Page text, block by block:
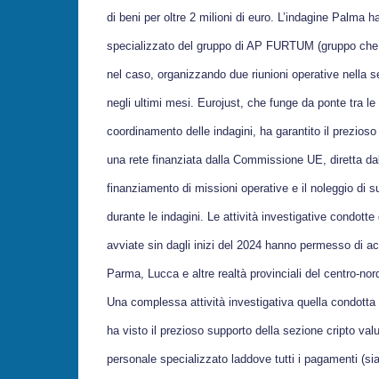
di beni per oltre 2 milioni di euro. L’indagine Palma
specializzato del gruppo di AP FURTUM (gruppo
nel caso, organizzando due riunioni operative nella
negli ultimi mesi. Eurojust, che funge da ponte tra
coordinamento delle indagini, ha garantito il
una rete finanziata dalla Commissione UE, diretta
finanziamento di missioni operative e il noleggio di
durante le indagini. Le attività investigative
avviate sin dagli inizi del 2024 hanno permesso di
Parma, Lucca e altre realtà provinciali del centro-
Una complessa attività investigativa quella
ha visto il prezioso supporto della sezione cripto
personale specializzato laddove tutti i pagamenti